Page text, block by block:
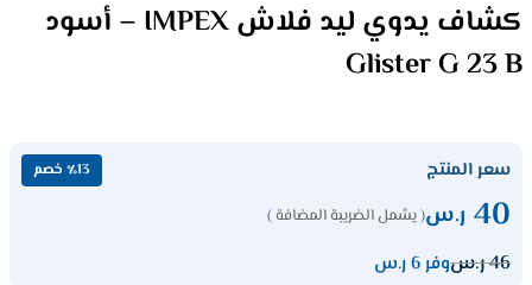
كشاف يدوي ليد فلاش IMPEX – أسود
Glister G 23 B
سعر المنتج ٪13 خصم
40 ر.س( يشمل الضريبة المضافة )
46ر.سوفر 6 ر.س